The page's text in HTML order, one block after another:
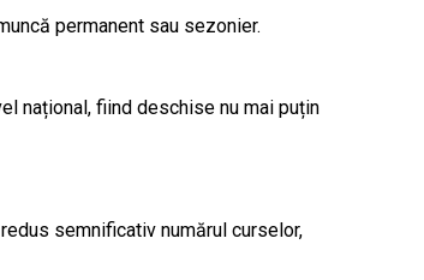
permanent sau sezonier.
național, fiind deschise nu mai puțin
semnificativ numărul curselor,